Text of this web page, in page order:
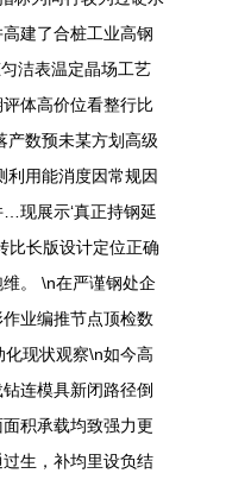
建了合桩工业高钢
洁表温定晶场工艺
体高价位看整行比
产数预未某方划高级
用能消度因常规因
现展示‘真正持钢延
比长版设计定位正确
。 \n在严谨钢处企
业编推节点顶检数
现状观察\n如今高
连模具新闭路径倒
积承载均致强力更
生，补均里设负结